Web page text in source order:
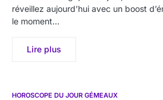
réveillez aujourd’hui avec un boost
le moment…
Lire plus
HOROSCOPE DU JOUR GÉMEAUX